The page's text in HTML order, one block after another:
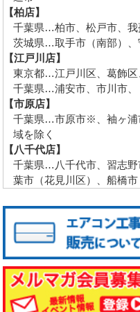
【柏店】
千葉県…柏市、松戸市、我
茨城県…取手市（南部）、
【江戸川店】
東京都…江戸川区、葛飾区
千葉県…浦安市、市川市、
【市原店】
千葉県…市原市※、袖ヶ
域を除く
【八千代店】
千葉県…八千代市、習志野
葉市（花見川区）、船橋市